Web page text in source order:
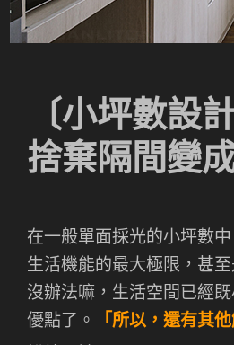
〔小坪數設
捨棄隔間變
在一般單面採光的小坪數
生活機能的最大極限，甚
沒辦法嘛，生活空間已經
優點了。
「所以，還有其